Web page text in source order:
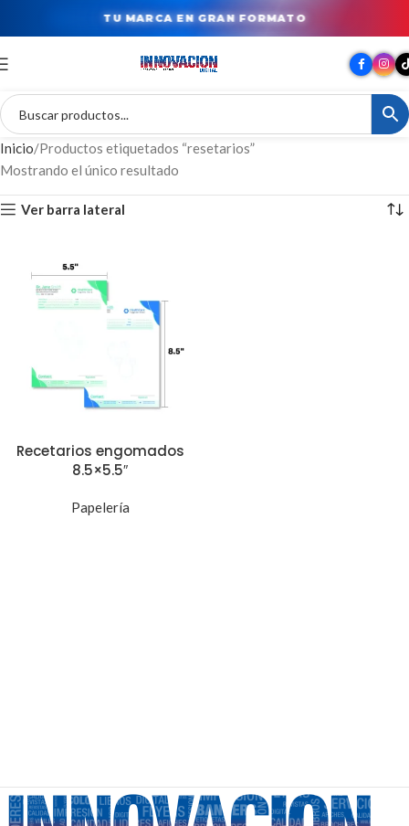
TU MARCA EN GRAN FORMATO
Inicio Productos etiquetados “resetarios”
Mostrando el único resultado
Ver barra lateral
Recetarios engomados
8.5×5.5″
Papelería